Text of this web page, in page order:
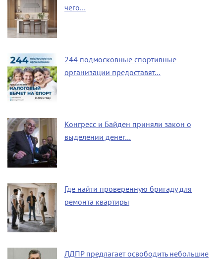
чего…
244 подмосковные спортивные
организации предоставят…
Конгресс и Байден приняли закон о
выделении денег…
Где найти проверенную бригаду для
ремонта квартиры
ЛДПР предлагает освободить небольшие